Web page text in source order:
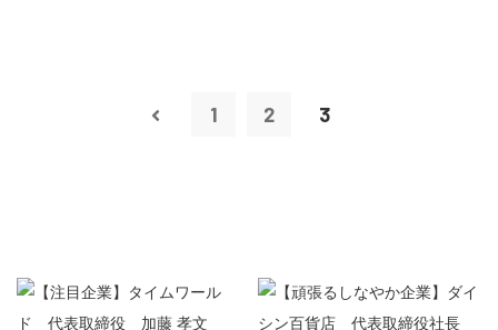
1 2 3